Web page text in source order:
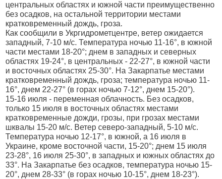
центральных областях и южной части преимущественно
без осадков, на остальной территории местами
кратковременный дождь, гроза.
Как сообщили в Укргидрометцентре, ветер ожидается
западный, 7-10 м/с. Температура ночью 11-16°, в южной
части местами 18-20°; днем в западных и северных
областях 19-24°, в центральных - 22-27°, в южной части
и восточных областях 25-30°. На Закарпатье местами
кратковременный дождь, гроза; температура ночью 11-
16°, днем 22-27° (в горах ночью 7-12°, днем 15-20°).
15-16 июля - переменная облачность. Без осадков,
только 15 июля в восточных областях местами
кратковременные дожди, грозы, при грозах местами
шквалы 15-20 м/с. Ветер северо-западный, 5-10 м/с.
Температура ночью 12-17°, в южной, а 16 июля в
Украине, кроме восточной части, 15-20°; днем 15 июля
23-28°, 16 июля 25-30°, в западных и южных областях до
33°. На Закарпатье без осадков, температура ночью 15-
20°, днем 28-33° (в горах ночью 10-15°, днем 18-23°).